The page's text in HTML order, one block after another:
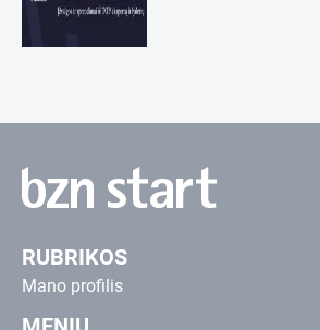
RUBRIKOS
Mano profilis